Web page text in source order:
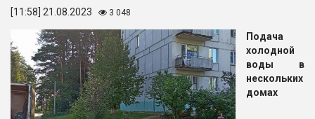
[11:58] 21.08.2023 3 048
Подача
холодной
воды в
нескольких
домах